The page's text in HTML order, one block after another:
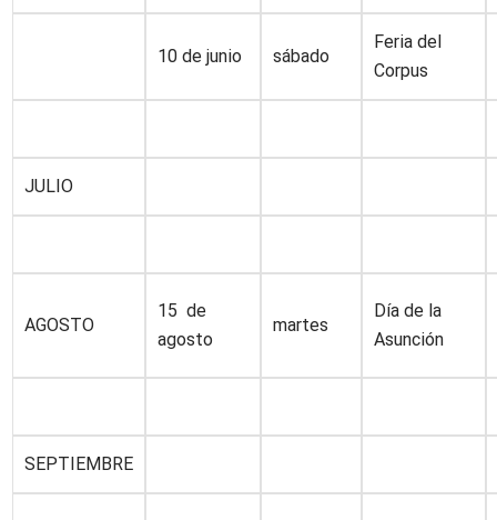
10 de junio sábado
Feria del
Corpus
JULIO
AGOSTO
15 de
agosto
martes
Día de la
Asunción
SEPTIEMBRE